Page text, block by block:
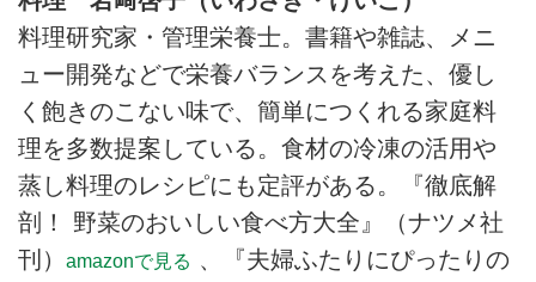
料理研究家・管理栄養士。書籍や雑誌、メニ
ュー開発などで栄養バランスを考えた、優し
く飽きのこない味で、簡単につくれる家庭料
理を多数提案している。食材の冷凍の活用や
蒸し料理のレシピにも定評がある。『徹底解
剖！ 野菜のおいしい食べ方大全』（ナツメ社
刊）
amazonで見る 、『夫婦ふたりにぴったりの